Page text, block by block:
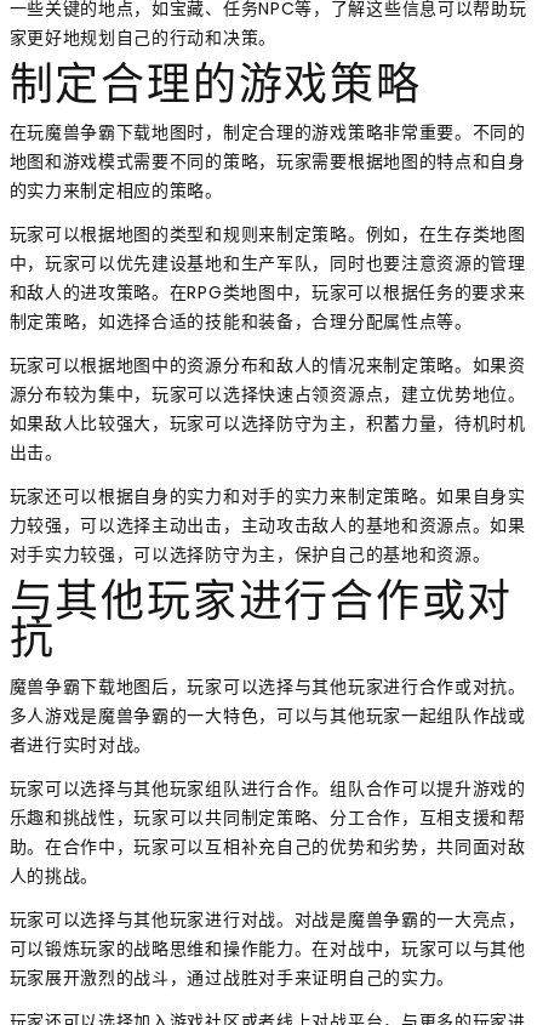
一些关键的地点，如宝藏、任务NPC等，了解这些信息可以帮助玩
家更好地规划自己的行动和决策。
制定合理的游戏策略
在玩魔兽争霸下载地图时，制定合理的游戏策略非常重要。不同的
地图和游戏模式需要不同的策略，玩家需要根据地图的特点和自身
的实力来制定相应的策略。
玩家可以根据地图的类型和规则来制定策略。例如，在生存类地图
中，玩家可以优先建设基地和生产军队，同时也要注意资源的管理
和敌人的进攻策略。在RPG类地图中，玩家可以根据任务的要求来
制定策略，如选择合适的技能和装备，合理分配属性点等。
玩家可以根据地图中的资源分布和敌人的情况来制定策略。如果资
源分布较为集中，玩家可以选择快速占领资源点，建立优势地位。
如果敌人比较强大，玩家可以选择防守为主，积蓄力量，待机时机
出击。
玩家还可以根据自身的实力和对手的实力来制定策略。如果自身实
力较强，可以选择主动出击，主动攻击敌人的基地和资源点。如果
对手实力较强，可以选择防守为主，保护自己的基地和资源。
与其他玩家进行合作或对
抗
魔兽争霸下载地图后，玩家可以选择与其他玩家进行合作或对抗。
多人游戏是魔兽争霸的一大特色，可以与其他玩家一起组队作战或
者进行实时对战。
玩家可以选择与其他玩家组队进行合作。组队合作可以提升游戏的
乐趣和挑战性，玩家可以共同制定策略、分工合作，互相支援和帮
助。在合作中，玩家可以互相补充自己的优势和劣势，共同面对敌
人的挑战。
玩家可以选择与其他玩家进行对战。对战是魔兽争霸的一大亮点，
可以锻炼玩家的战略思维和操作能力。在对战中，玩家可以与其他
玩家展开激烈的战斗，通过战胜对手来证明自己的实力。